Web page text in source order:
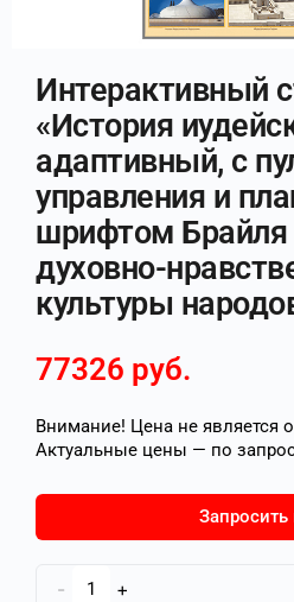
Интерактивный
«История
адаптивный, с
управления и
шрифтом Брайля
духовно-
культуры
77326 руб.
Внимание! Цена не является
Актуальные цены — по
Запросить
- +